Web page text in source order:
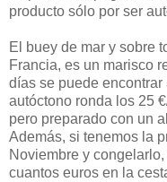
producto sólo por ser
El buey de mar y sobre
Francia, es un marisco
días se puede encontrar
autóctono ronda los 25
pero preparado con un
Además, si tenemos la
Noviembre y
cuantos euros en la